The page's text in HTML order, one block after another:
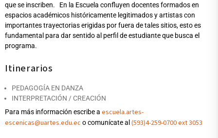
que se inscriben. En la Escuela confluyen docentes formados en
espacios académicos históricamente legitimados y artistas con
importantes trayectorias erigidas por fuera de tales sitios, esto es
fundamental para dar sentido al perfil de estudiante que busca el
programa.
Itinerarios
PEDAGOGÍA EN DANZA
INTERPRETACIÓN / CREACIÓN
Para más información escribe a escuela.artes-
escenicas@uartes.edu.ec o comunícate al (593)4-259-0700 ext 3053